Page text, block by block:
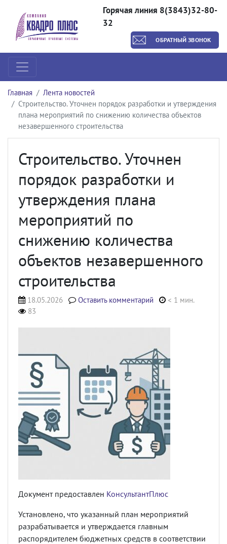
Горячая линия 8(3843)32-80-
32
ОБРАТНЫЙ ЗВОНОК
Главная
Лента новостей
Строительство. Уточнен порядок разработки и утверждения
плана мероприятий по снижению количества объектов
незавершенного строительства
Строительство. Уточнен
порядок разработки и
утверждения плана
мероприятий по
снижению количества
объектов незавершенного
строительства
18.05.2026 Оставить комментарий
< 1 мин.
83
Документ предоставлен КонсультантПлюс
Установлено, что указанный план мероприятий
разрабатывается и утверждается главным
распорядителем бюджетных средств в соответствии